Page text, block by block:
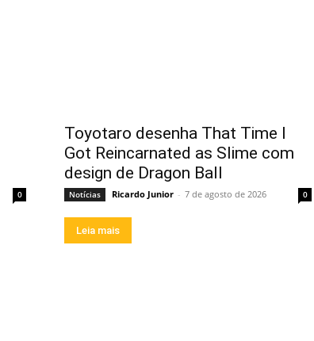
0
Toyotaro desenha That Time I
Got Reincarnated as Slime com
design de Dragon Ball
Notícias Ricardo Junior - 7 de agosto de 2026 0
Leia mais